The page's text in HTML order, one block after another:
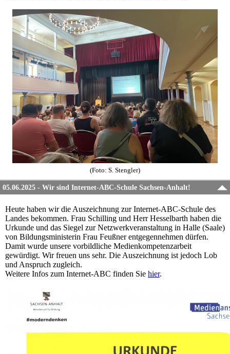
(Foto: S. Stengler)
05.06.2025 - Wir sind Internet-ABC-Schule Sachsen-Anhalt!
Heute haben wir die Auszeichnung zur Internet-ABC-Schule des
Landes bekommen. Frau Schilling und Herr Hesselbarth haben die
Urkunde und das Siegel zur Netzwerkveranstaltung in Halle (Saale)
von Bildungsministerin Frau Feußner entgegennehmen dürfen.
Damit wurde unsere vorbildliche Medienkompetenzarbeit
gewürdigt. Wir freuen uns sehr. Die Auszeichnung ist jedoch Lob
und Anspruch zugleich.
Weitere Infos zum Internet-ABC finden Sie hier.